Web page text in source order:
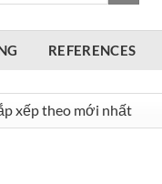
REFERENCES